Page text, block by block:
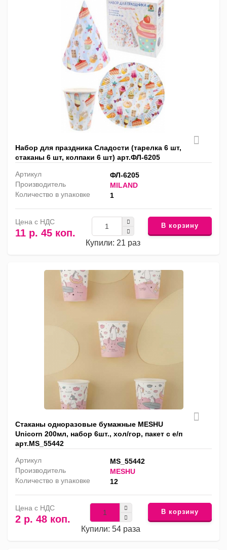
Набор для праздника Сладости (тарелка 6 шт,
стаканы 6 шт, колпаки 6 шт) арт.ФЛ-6205
Артикул
ФЛ-6205
Производитель
MILAND
Количество в упаковке
1
Цена с НДС
11 р. 45 коп.
Купили: 21 раз
В корзину
Стаканы одноразовые бумажные MESHU
Unicorn 200мл, набор 6шт., хол/гор, пакет с е/п
арт.MS_55442
Артикул
MS_55442
Производитель
MESHU
Количество в упаковке
12
Цена с НДС
2 р. 48 коп.
Купили: 54 раза
В корзину